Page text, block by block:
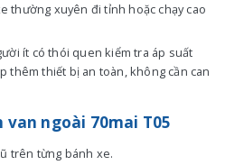
thường xuyên đi tỉnh hoặc chạy cao
ít có thói quen kiểm tra áp suất
thêm thiết bị an toàn, không cần can
van ngoài 70mai T05
trên từng bánh xe.